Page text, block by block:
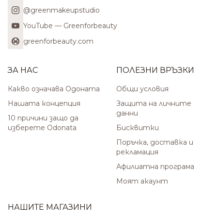
@greenmakeupstudio
YouTube — Greenforbeauty
greenforbeauty.com
ЗА НАС
Какво означава Одоната
Нашата концепция
10 причини защо да
изберете Odonata
ПОЛЕЗНИ ВРЪЗКИ
Общи условия
Защита на личните
данни
Бисквитки
Поръчка, доставка и
рекламация
Афилиатна програма
Моят акаунт
НАШИТЕ МАГАЗИНИ